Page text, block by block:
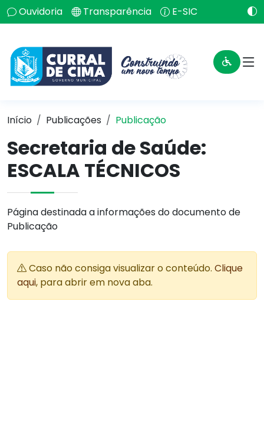
Ouvidoria Transparência E-SIC
Início Publicações Publicação
Secretaria de Saúde:
ESCALA TÉCNICOS
Página destinada a informações do documento de
Publicação
Caso não consiga visualizar o conteúdo. Clique
aqui, para abrir em nova aba.